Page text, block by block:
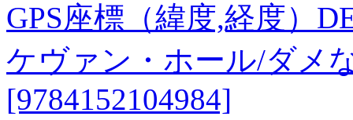
GPS座標（緯度,経度）
ケヴァン・ホール/ダメ
[9784152104984]